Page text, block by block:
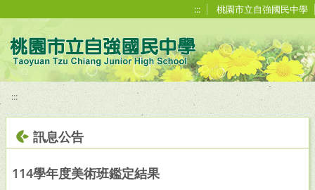
::: 桃園市立自強國民中學
:::
訊息公告
114學年度美術班鑑定結果